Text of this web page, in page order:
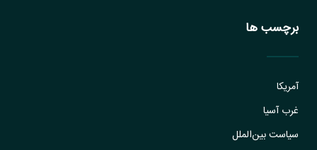
برچسب ها
آمریکا
غرب آسیا
سیاست بین‌الملل